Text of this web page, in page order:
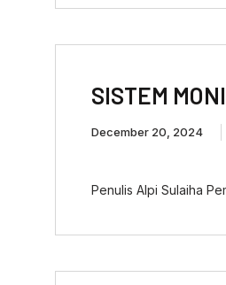
SISTEM
December 20, 2024
Penulis Alpi Sulaiha